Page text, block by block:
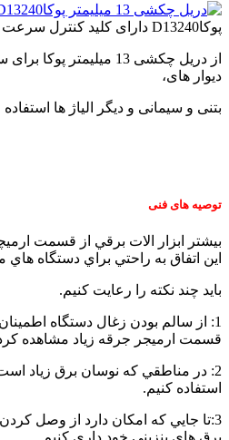
my
wife
sister
sucks
dick
پوکاD13240 دارای کلید کنترل سرعت است.
از دریل چکشی 13 میلیمتر
دیوار های،
بتنی و سیمانی و دیگر الیاژ ها
توصیه های فنی
بيشتر ابزار الات برقي از قسمت
اين اتفاق به راحتي براي دستگاه هاي
بايد چند نکته را رعايت کنيم.
1: از سالم بودن زغال دستگاه
قسمت ارميجر جرقه زياد مشاهده
2: در مناطقي که نوسان برق زياد
استفاده کنيم.
3:تا جايي که امکان دارد از وصل
برق هاي بنزيني خود داري کنيم.